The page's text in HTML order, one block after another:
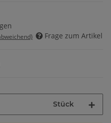
Frage zum Artikel
Stück